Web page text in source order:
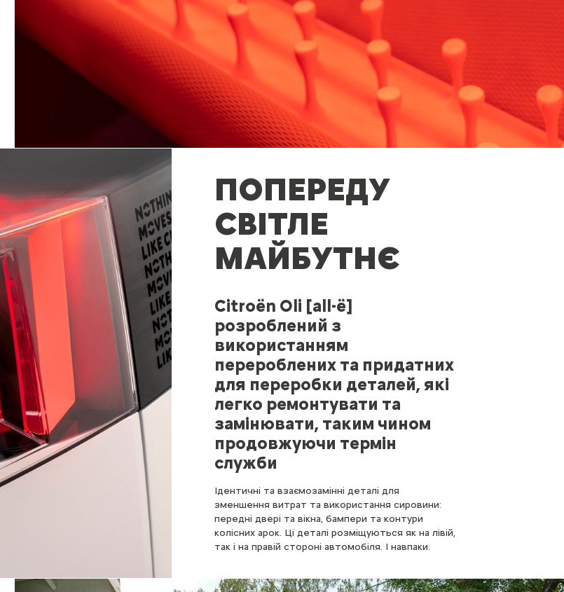
ПОПЕРЕДУ
СВІТЛЕ
МАЙБУТНЄ
Citroën Oli [all-ë]
розроблений з
використанням
перероблених та придатних
для переробки деталей, які
легко ремонтувати та
замінювати, таким чином
продовжуючи термін
служби
Ідентичні та взаємозамінні деталі для
зменшення витрат та використання сировини:
передні двері та вікна, бампери та контури
колісних арок. Ці деталі розміщуються як на лівій,
так і на правій стороні автомобіля. І навпаки.